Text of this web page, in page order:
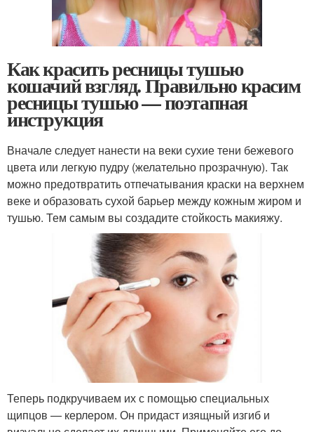
Как красить ресницы тушью
кошачий взгляд. Правильно красим
ресницы тушью — поэтапная
инструкция
Вначале следует нанести на веки сухие тени бежевого
цвета или легкую пудру (желательно прозрачную). Так
можно предотвратить отпечатывания краски на верхнем
веке и образовать сухой барьер между кожным жиром и
тушью. Тем самым вы создадите стойкость макияжу.
Теперь подкручиваем их с помощью специальных
щипцов — керлером. Он придаст изящный изгиб и